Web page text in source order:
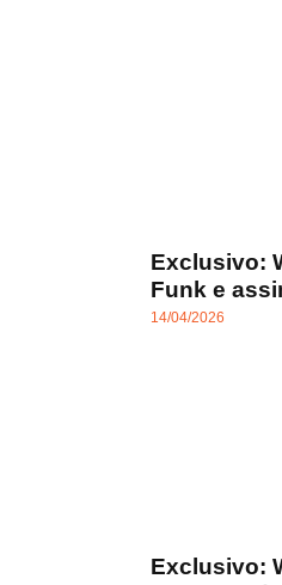
Exclusivo:
Funk e
14/04/2026
Exclusivo: